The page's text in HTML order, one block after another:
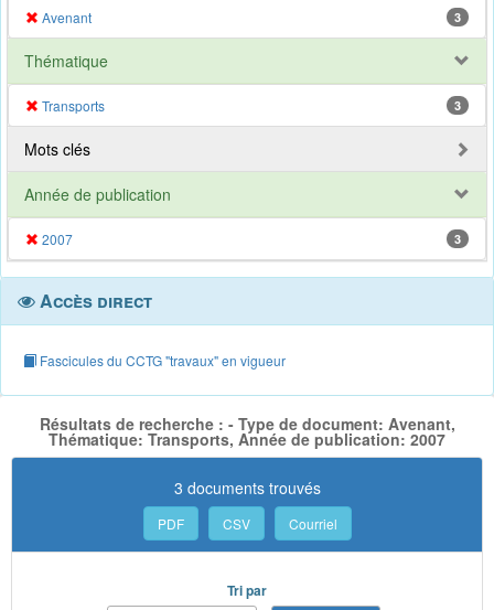
Avenant 3
Thématique
Transports 3
Mots clés
Année de publication
2007 3
Accès direct
Fascicules du CCTG "travaux" en vigueur
Résultats de recherche : - Type de document: Avenant,
Thématique: Transports, Année de publication: 2007
3 documents trouvés
PDF CSV Courriel
Tri par